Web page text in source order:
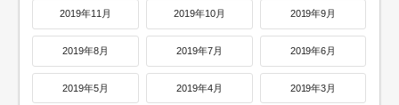
2019年11月 2019年10月 2019年9月
2019年8月 2019年7月 2019年6月
2019年5月 2019年4月 2019年3月